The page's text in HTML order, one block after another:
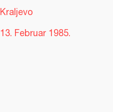
Kraljevo
13. Februar 1985.